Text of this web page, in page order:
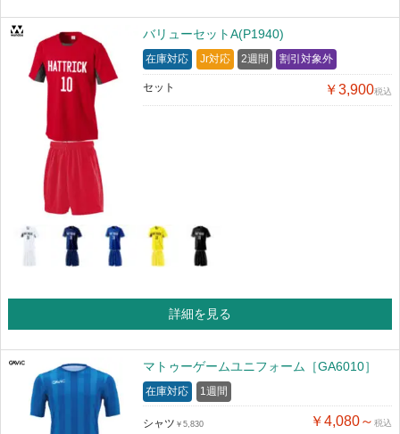
バリューセットA(P1940)
在庫対応 Jr対応 2週間 割引対象外
セット ￥3,900税込
詳細を見る
マトゥーゲームユニフォーム［GA6010］
在庫対応 1週間
シャツ ￥5,830 ￥4,080～ 税込